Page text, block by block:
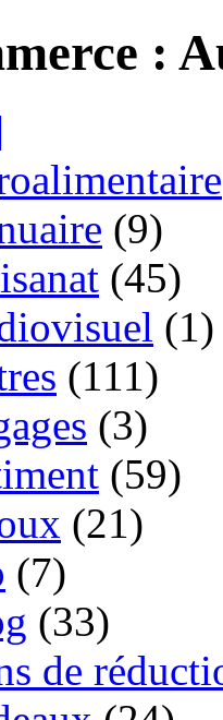
:
(9)
(45)
(1)
(111)
(3)
(59)
(21)
(7)
(33)
de